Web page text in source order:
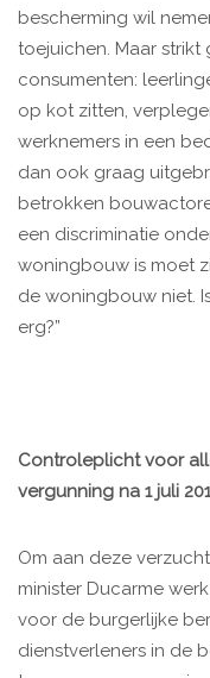
bescherming wil
toejuichen. Maar
consumenten:
op kot zitten,
werknemers in een
dan ook graag
betrokken
een discriminatie
woningbouw is moet
de woningbouw niet.
erg?”
Controleplicht voor
vergunning na 1 juli
Om aan deze
minister Ducarme
voor de burgerlijke
dienstverleners in de